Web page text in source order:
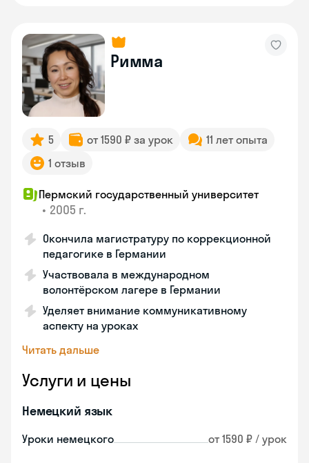
Римма
5 от 1590 ₽ за урок
11 лет опыта
1 отзыв
Пермский государственный университет
• 2005 г.
Окончила магистратуру по коррекционной
педагогике в Германии
Участвовала в международном
волонтёрском лагере в Германии
Уделяет внимание коммуникативному
аспекту на уроках
Читать дальше
Услуги и цены
Немецкий язык
Уроки немецкого от 1590 ₽ / урок